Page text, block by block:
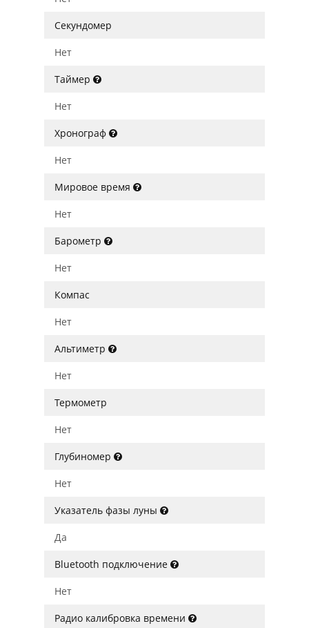
Секундомер
Нет
Таймер
Нет
Хронограф
Нет
Мировое время
Нет
Барометр
Нет
Компас
Нет
Альтиметр
Нет
Термометр
Нет
Глубиномер
Нет
Указатель фазы луны
Да
Bluetooth подключение
Нет
Радио калибровка времени